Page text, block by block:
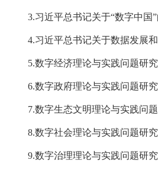
3.习近平总书记关于“数字中国
4.习近平总书记关于数据发展
5.数字经济理论与实践问题研究
6.数字政府理论与实践问题研究
7.数字生态文明理论与实践问
8.数字社会理论与实践问题研究
9.数字治理理论与实践问题研究